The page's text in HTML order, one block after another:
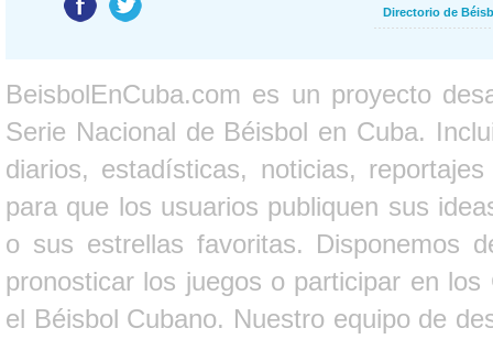
Directorio de
BeisbolEnCuba.com es un proyecto
Serie Nacional de Béisbol en Cuba.
diarios, estadísticas, noticias,
para que los usuarios publiquen sus
o sus estrellas favoritas. Disponemos
pronosticar los juegos o participar en
el Béisbol Cubano. Nuestro equipo de